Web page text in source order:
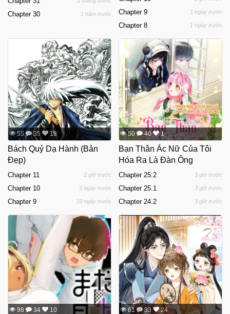
Chapter 30 1 năm trước Chapter 9 1 ngày trước
Chapter 8 1 ngày trước
55 35 18
Bách Quỷ Dạ Hành (Bản
Đẹp)
Chapter 11 2 giờ trước
Chapter 10 3 ngày trước
Chapter 9 10 ngày trước
50 40 1
Bạn Thân Ác Nữ Của Tôi
Hóa Ra Là Đàn Ông
Chapter 25.2 3 giờ trước
Chapter 25.1 3 giờ trước
Chapter 24.2 3 giờ trước
98 34 10 61 33 24